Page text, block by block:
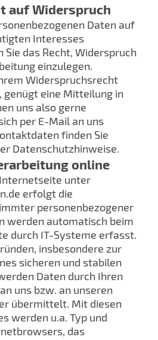
auf Widerspruch
Daten auf
Interesses
das Recht, Widerspruch
einzulegen.
Widerspruchsrecht
genügt eine Mitteilung in
uns also gerne
per E-Mail an uns
finden Sie
Datenschutzhinweise.
online
unter
erfolgt die
personenbezogener
werden automatisch beim
durch IT-Systeme erfasst.
insbesondere zur
sicheren und stabilen
Daten durch Ihren
uns bzw. an unseren
übermittelt. Mit diesen
werden u.a. Typ und
das